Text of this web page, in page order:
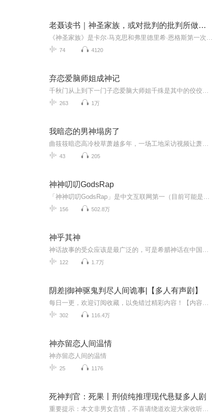
老聂读书｜神圣家族，或对批判的批判所做的批判
74 4120
弃恋爱脑师姐成神记
263 1万
我暗恋的男神塌房了
43 205
神神叨叨GodsRap
156 502.8万
神乎其神
122 1.7万
阴差|御神驱鬼判尽人间诡事|【多人有声剧】
302 116.4万
神亦留恋人间温情
神亦留恋人间的温情
25 1176
死神判官：死果丨刑侦纯推理现代悬疑多人剧